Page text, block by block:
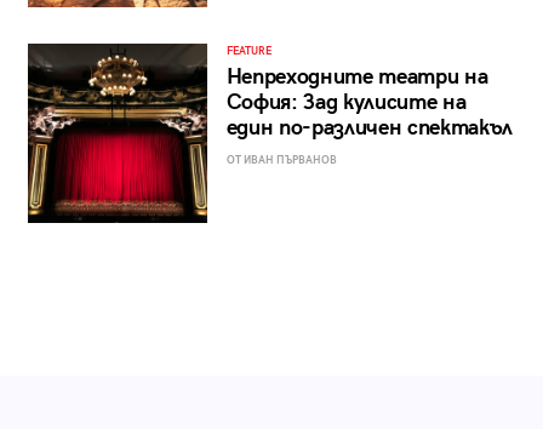
FEATURE
Непреходните театри на
София: Зад кулисите на
един по-различен спектакъл
ОТ ИВАН ПЪРВАНОВ